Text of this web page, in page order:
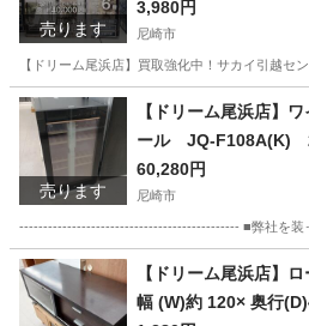
売ります
さ(H)--×幅 (W)--× 奥行
3,980円
尼崎市
【ドリーム尾浜店】買取強化中！サカイ引越
兵庫 尼崎市 照明器具 店頭
売ります
【ドリーム尾浜店
ール JQ-F108A(K)
2cm× 幅(W)49.7cm×
60,280円
尼崎市
---------------------------------------------- ■弊社を装
兵庫 尼崎市 その他 買取
【ドリーム尾浜店】
幅 (W)約 120× 奥行